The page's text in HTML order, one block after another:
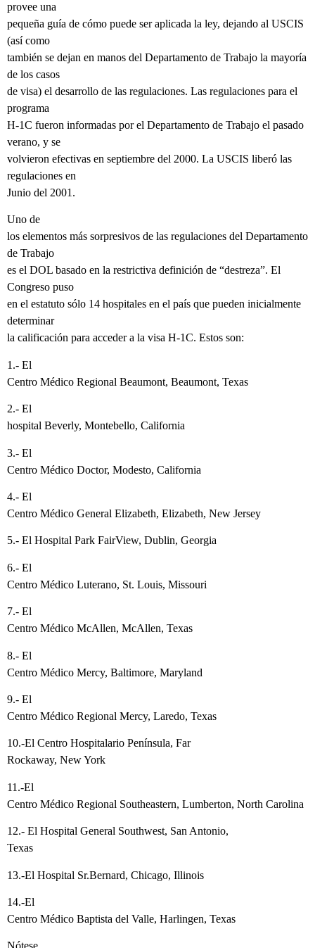
provee una
pequeña guía de cómo puede ser aplicada la ley, dejando al USCIS
(así como
también se dejan en manos del Departamento de Trabajo la mayoría
de los casos
de visa) el desarrollo de las regulaciones. Las regulaciones para el
programa
H-1C fueron informadas por el Departamento de Trabajo el pasado
verano, y se
volvieron efectivas en septiembre del 2000. La USCIS liberó las
regulaciones en
Junio del 2001.
Uno de
los elementos más sorpresivos de las regulaciones del Departamento
de Trabajo
es el DOL basado en la restrictiva definición de “destreza”. El
Congreso puso
en el estatuto sólo 14 hospitales en el país que pueden inicialmente
determinar
la calificación para acceder a la visa H-1C. Estos son:
1.- El
Centro Médico Regional Beaumont, Beaumont, Texas
2.- El
hospital Beverly, Montebello, California
3.- El
Centro Médico Doctor, Modesto, California
4.- El
Centro Médico General Elizabeth, Elizabeth, New Jersey
5.- El Hospital Park FairView, Dublin, Georgia
6.- El
Centro Médico Luterano, St. Louis, Missouri
7.- El
Centro Médico McAllen, McAllen, Texas
8.- El
Centro Médico Mercy, Baltimore, Maryland
9.- El
Centro Médico Regional Mercy, Laredo, Texas
10.-El Centro Hospitalario Península, Far
Rockaway, New York
11.-El
Centro Médico Regional Southeastern, Lumberton, North Carolina
12.- El Hospital General Southwest, San Antonio,
Texas
13.-El Hospital Sr.Bernard, Chicago, Illinois
14.-El
Centro Médico Baptista del Valle, Harlingen, Texas